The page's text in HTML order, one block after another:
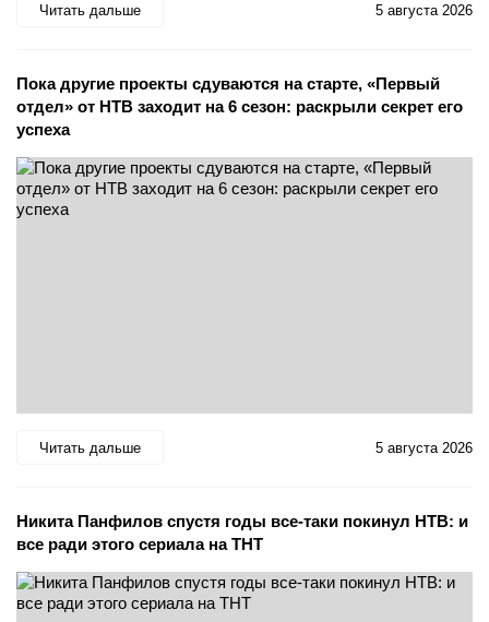
Читать дальше 5 августа 2026
Пока другие проекты сдуваются на старте, «Первый
отдел» от НТВ заходит на 6 сезон: раскрыли секрет его
успеха
Читать дальше 5 августа 2026
Никита Панфилов спустя годы все-таки покинул НТВ: и
все ради этого сериала на ТНТ